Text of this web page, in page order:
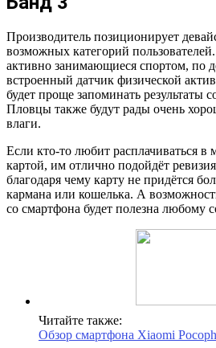
Производитель позиционирует
возможных категорий
активно занимающиеся спортом, по
встроенный датчик физической
будет проще запоминать результаты
Пловцы также будут рады очень
влаги.
Если кто-то любит расплачиваться в
картой, им отлично подойдёт
благодаря чему карту не придётся
кармана или кошелька. А
со смартфона будет полезна любому
Читайте также:
Обзор смартфона Xiaomi